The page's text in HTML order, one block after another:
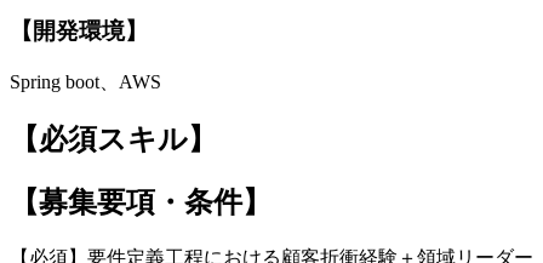
【開発環境】
Spring boot、AWS
【必須スキル】
【募集要項・条件】
【必須】要件定義工程における顧客折衝経験＋領域リーダー